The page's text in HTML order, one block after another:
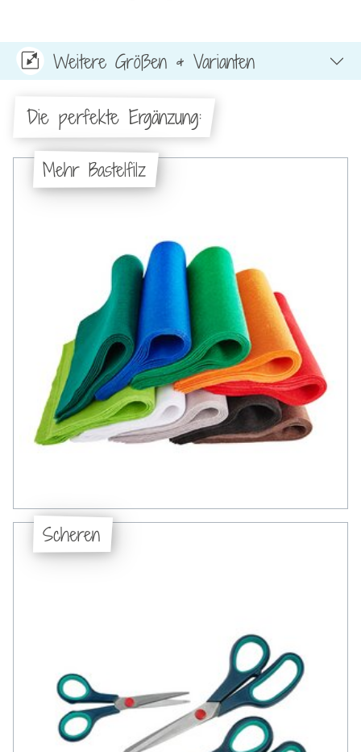
Weitere Größen & Varianten
Die perfekte Ergänzung:
Mehr Bastelfilz
Scheren